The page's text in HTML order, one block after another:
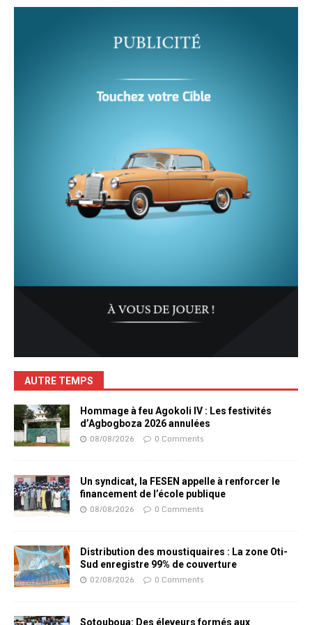
AUTRE TEMPS
Hommage à feu Agokoli IV : Les festivités
d’Agbogboza 2026 annulées
08/08/2026 0 Comments
Un syndicat, la FESEN appelle à renforcer le
financement de l’école publique
08/08/2026 0 Comments
Distribution des moustiquaires : La zone Oti-
Sud enregistre 99% de couverture
02/08/2026 0 Comments
Sotouboua: Des éleveurs formés aux